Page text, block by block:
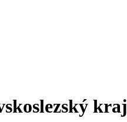
kraj